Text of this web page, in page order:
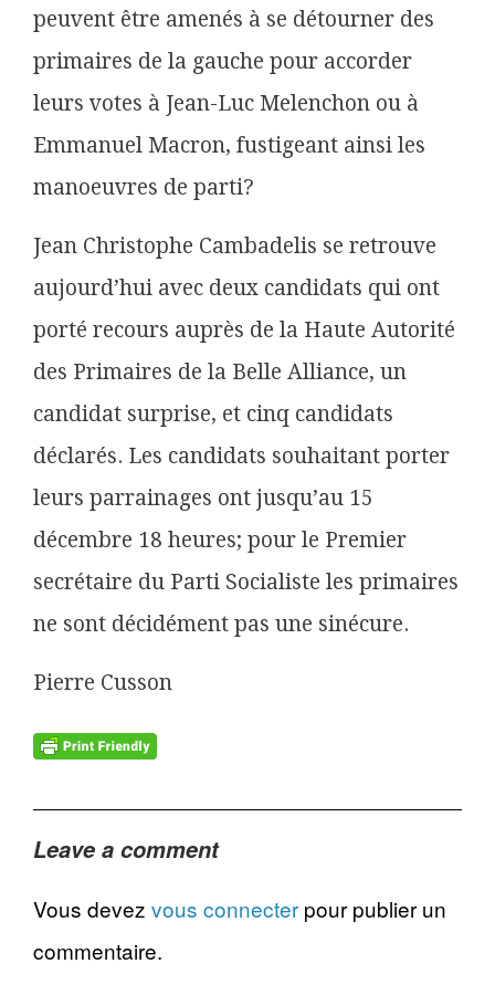
peuvent être amenés à se détourner des
primaires de la gauche pour accorder
leurs votes à Jean-Luc Melenchon ou à
Emmanuel Macron, fustigeant ainsi les
manoeuvres de parti?
Jean Christophe Cambadelis se retrouve
aujourd’hui avec deux candidats qui ont
porté recours auprès de la Haute Autorité
des Primaires de la Belle Alliance, un
candidat surprise, et cinq candidats
déclarés. Les candidats souhaitant porter
leurs parrainages ont jusqu’au 15
décembre 18 heures; pour le Premier
secrétaire du Parti Socialiste les primaires
ne sont décidément pas une sinécure.
Pierre Cusson
Leave a comment
Vous devez vous connecter pour publier un
commentaire.